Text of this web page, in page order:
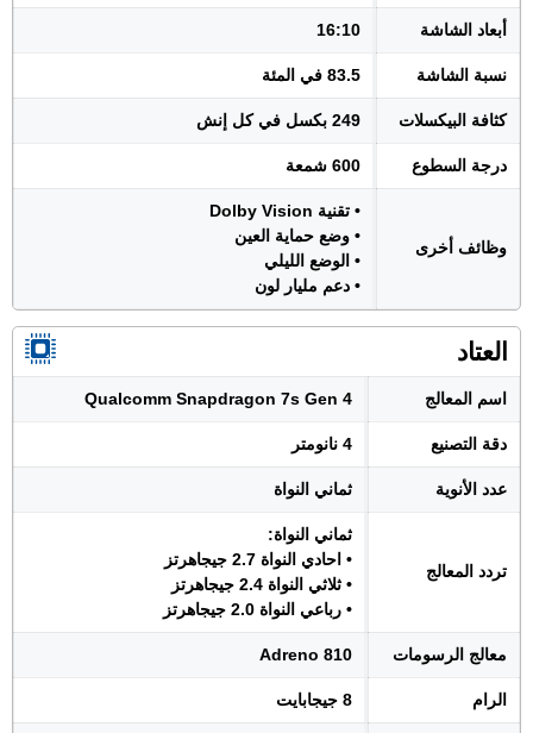
أبعاد الشاشة 16:10
نسبة الشاشة 83.5 في المئة
كثافة البيكسلات 249 بكسل في كل إنش
درجة السطوع 600 شمعة
وظائف أخرى
• تقنية Dolby Vision
• وضع حماية العين
• الوضع الليلي
• دعم مليار لون
العتاد
اسم المعالج Qualcomm Snapdragon 7s Gen 4
دقة التصنيع 4 نانومتر
عدد الأنوية ثماني النواة
تردد المعالج
ثماني النواة:
• احادي النواة 2.7 جيجاهرتز
• ثلاثي النواة 2.4 جيجاهرتز
• رباعي النواة 2.0 جيجاهرتز
معالج الرسومات Adreno 810
الرام 8 جيجابايت